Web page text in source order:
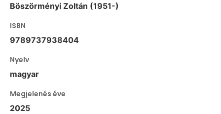
Böszörményi Zoltán (1951-)
ISBN
9789737938404
Nyelv
magyar
Megjelenés éve
2025